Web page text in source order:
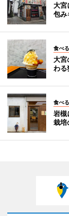
大
包み
食べる
大
わる
食べる
岩
栽培